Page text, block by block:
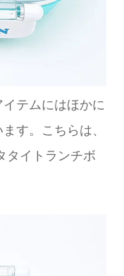
テムにはほかに
す。こちらは、
タイトランチボ